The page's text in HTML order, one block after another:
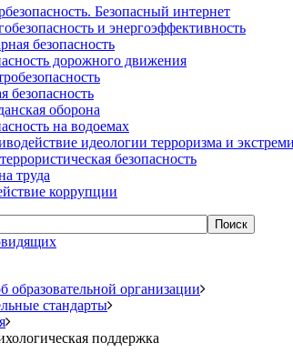
Безопасный интернет
и энергоэффективность
безопасность
дорожного движения
безопасность
оборона
на водоемах
идеологии терроризма и
безопасность
труда
коррупции
Поиск
образовательной организации
стандарты
поддержка